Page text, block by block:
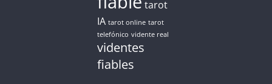
tarot
IA tarot online tarot
telefónico vidente real
videntes
fiables